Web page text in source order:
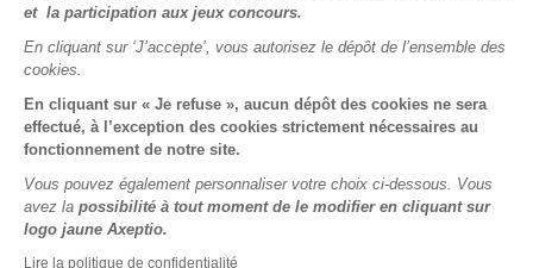
et la participation aux jeux concours.
En cliquant sur ‘J’accepte’, vous autorisez le dépôt de l’ensemble des
cookies.
En cliquant sur « Je refuse », aucun dépôt des cookies ne sera
effectué, à l’exception des cookies strictement nécessaires au
fonctionnement de notre site.
Vous pouvez également personnaliser votre choix ci-dessous. Vous
avez la possibilité à tout moment de le modifier en cliquant sur
logo jaune Axeptio.
Lire la politique de confidentialité
Copyright © 2026 Janod - Tous droits réservés -CGV-Mentions